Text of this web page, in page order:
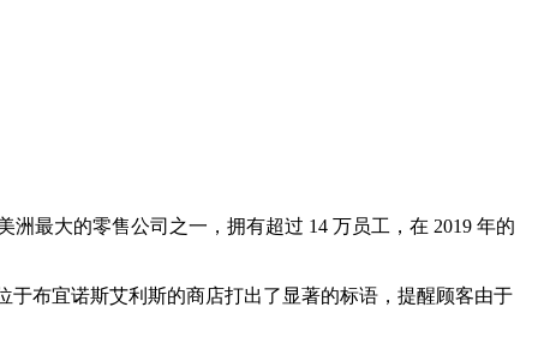
洲最大的零售公司之一，拥有超过 14 万员工，在 2019 年的
于布宜诺斯艾利斯的商店打出了显著的标语，提醒顾客由于